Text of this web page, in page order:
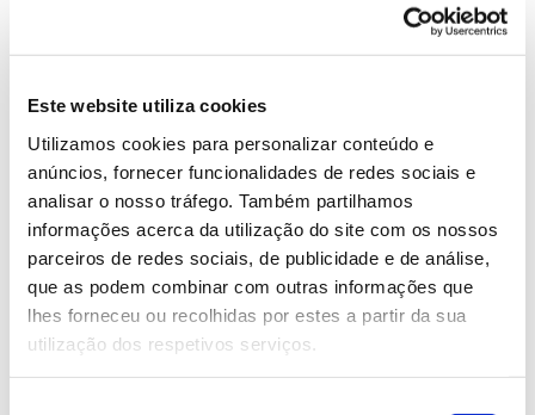
Este website utiliza cookies
Utilizamos cookies para personalizar conteúdo e
anúncios, fornecer funcionalidades de redes sociais e
analisar o nosso tráfego. Também partilhamos
informações acerca da utilização do site com os nossos
parceiros de redes sociais, de publicidade e de análise,
que as podem combinar com outras informações que
lhes forneceu ou recolhidas por estes a partir da sua
utilização dos respetivos serviços.
mais próxima, proporcionando uma perspetiva mais
completa sobre as relações entre as pessoas e as
de sustentabilidade e conservação individualizadas e
Os dados identificados permitem traçar um percurso
evolutivo mais consistente do afastamento ou